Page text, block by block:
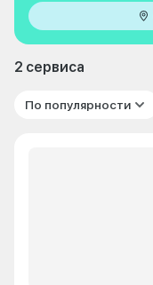
2 сервиса
По популярности